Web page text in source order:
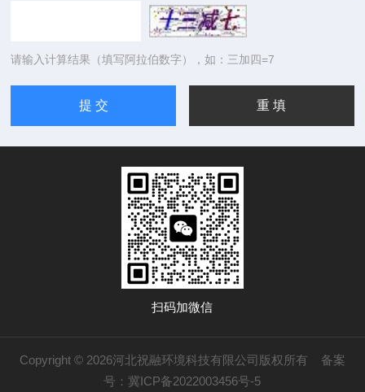
请输入计算结果（填写阿拉伯数字），如：三加四=7
扫码加微信
Copyright © 2026河北祝融环境科技有限公司版权所有 备案
号：冀ICP备2022003456号-5